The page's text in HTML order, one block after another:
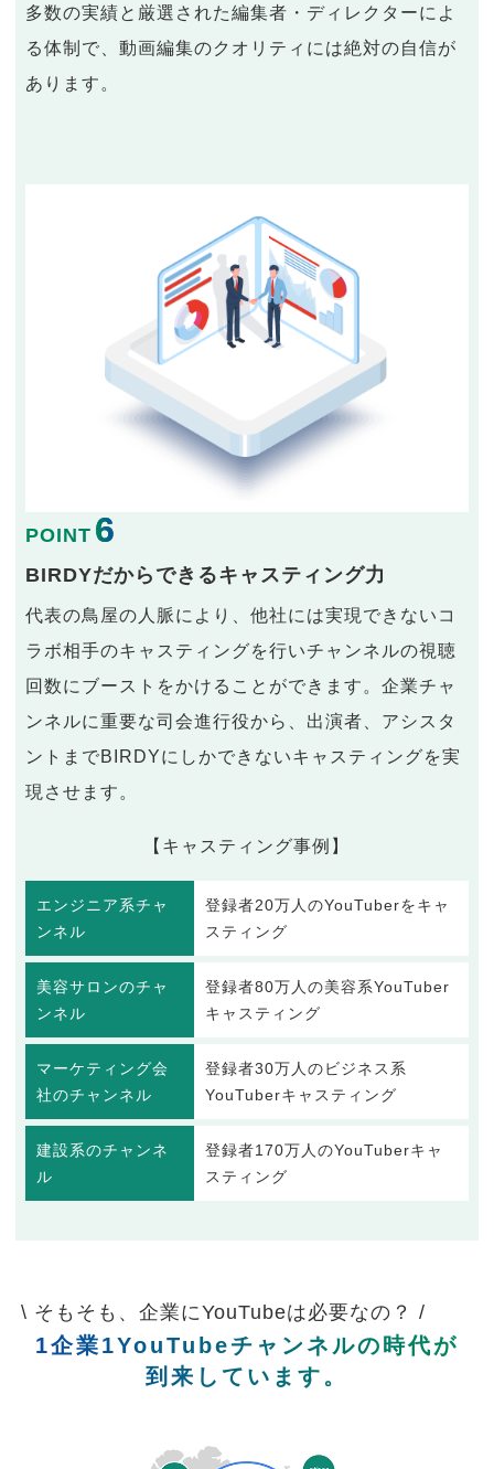
多数の実績と厳選された編集者・ディレクターによ
る体制で、動画編集のクオリティには絶対の自信が
あります。
POINT 6
BIRDYだからできるキャスティング力
代表の鳥屋の人脈により、他社には実現できないコ
ラボ相手のキャスティングを行いチャンネルの視聴
回数にブーストをかけることができます。企業チャ
ンネルに重要な司会進行役から、出演者、アシスタ
ントまでBIRDYにしかできないキャスティングを実
現させます。
【キャスティング事例】
エンジニア系チャ
ンネル
登録者20万人のYouTuberをキャ
スティング
美容サロンのチャ
ンネル
登録者80万人の美容系YouTuber
キャスティング
マーケティング会
社のチャンネル
登録者30万人のビジネス系
YouTuberキャスティング
建設系のチャンネ
ル
登録者170万人のYouTuberキャ
スティング
\ そもそも、企業にYouTubeは必要なの？ /
1企業1YouTubeチャンネルの時代が
到来しています。